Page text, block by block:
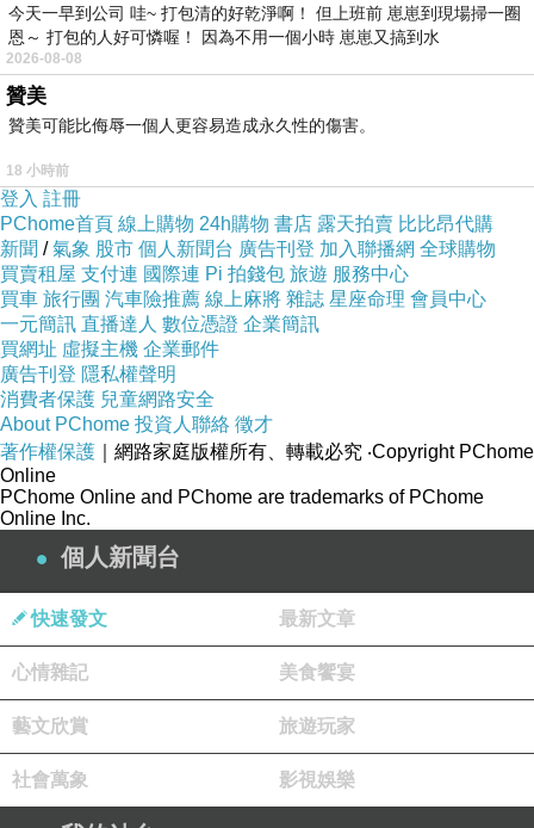
勢並減少風險。
法規和法律環境：瞭解當地和國家的法律要求，
確保你的業務合法運營。
完成局勢分析後，這是如何開公司的一般步驟：
確定業務結構：選擇適合你業務的法律結構，如
獨資、合夥、有限責任公司（LLC）或股份有限
公司（Inc.）。
註冊公司名稱：選擇一個獨特的公司名稱，並確
保它未被他人使用，然後進行公司名稱註冊。
準備法律檔：提交必要的檔，包括公司章程、合
同和許可證。
取得必要許可和執照：根據你的業務類型和地
點，獲得所有必要的許可和執照。
建立財務體系：開立商業銀行帳戶，建立會計體
系，追蹤財務流動。
合規遵循：遵守納稅和勞工法規，保護知識產
權，確保公司合法運營。
開始運營：開始經營業務，制定行銷策略，吸引
客戶，並持續評估市場局勢。
局勢分析確保你在公司設立過程中有充分的瞭
解，幫助你制定明智的決策以實現長期成功。
今天一早到公司 哇~ 打包清的好乾淨啊！ 但上班前 崽崽到現場掃一圈
恩～ 打包的人好可憐喔！ 因為不用一個小時 崽崽又搞到水
2026-08-08
贊美
贊美可能比侮辱一個人更容易造成永久性的傷害。
18 小時前
登入 註冊
PChome首頁 線上購物 24h購物 書店 露天拍賣 比比昂代購
新聞 /氣象 股市 個人新聞台 廣告刊登 加入聯播網 全球購物
買賣租屋 支付連 國際連 Pi 拍錢包 旅遊 服務中心
買車 旅行團 汽車險推薦 線上麻將 雜誌 星座命理 會員中心
一元簡訊 直播達人 數位憑證 企業簡訊
買網址 虛擬主機 企業郵件
廣告刊登 隱私權聲明
消費者保護 兒童網路安全
About PChome 投資人聯絡 徵才
著作權保護 ｜網路家庭版權所有、轉載必究 ‧Copyright PChome
Online
PChome Online and PChome are trademarks of PChome
Online Inc.
個人新聞台
快速發文 最新文章
心情雜記 美食饗宴
藝文欣賞 旅遊玩家
社會萬象 影視娛樂